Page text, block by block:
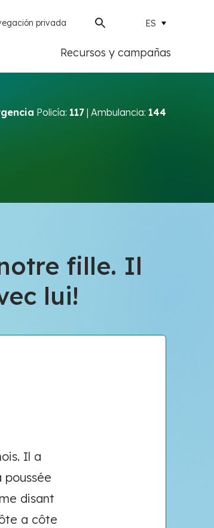
privada ES
Recursos y campañas
Policía: 117 | Ambulancia: 144
fille. Il
lui!
Il a
disant
a côte